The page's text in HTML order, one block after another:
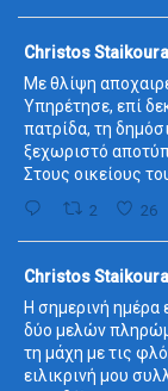
Christos
Με θλίψη
Υπηρέτησε, επί
πατρίδα, τη
ξεχωριστό
Στους οικείους
2 26
Christos
Η σημερινή ημέρα
δύο μελών
τη μάχη με τις
ειλικρινή μου